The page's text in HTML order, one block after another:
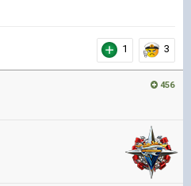
1 3
456